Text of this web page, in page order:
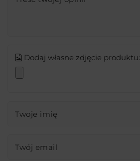
Dodaj własne zdjęcie produktu:
Twoje imię
Twój email